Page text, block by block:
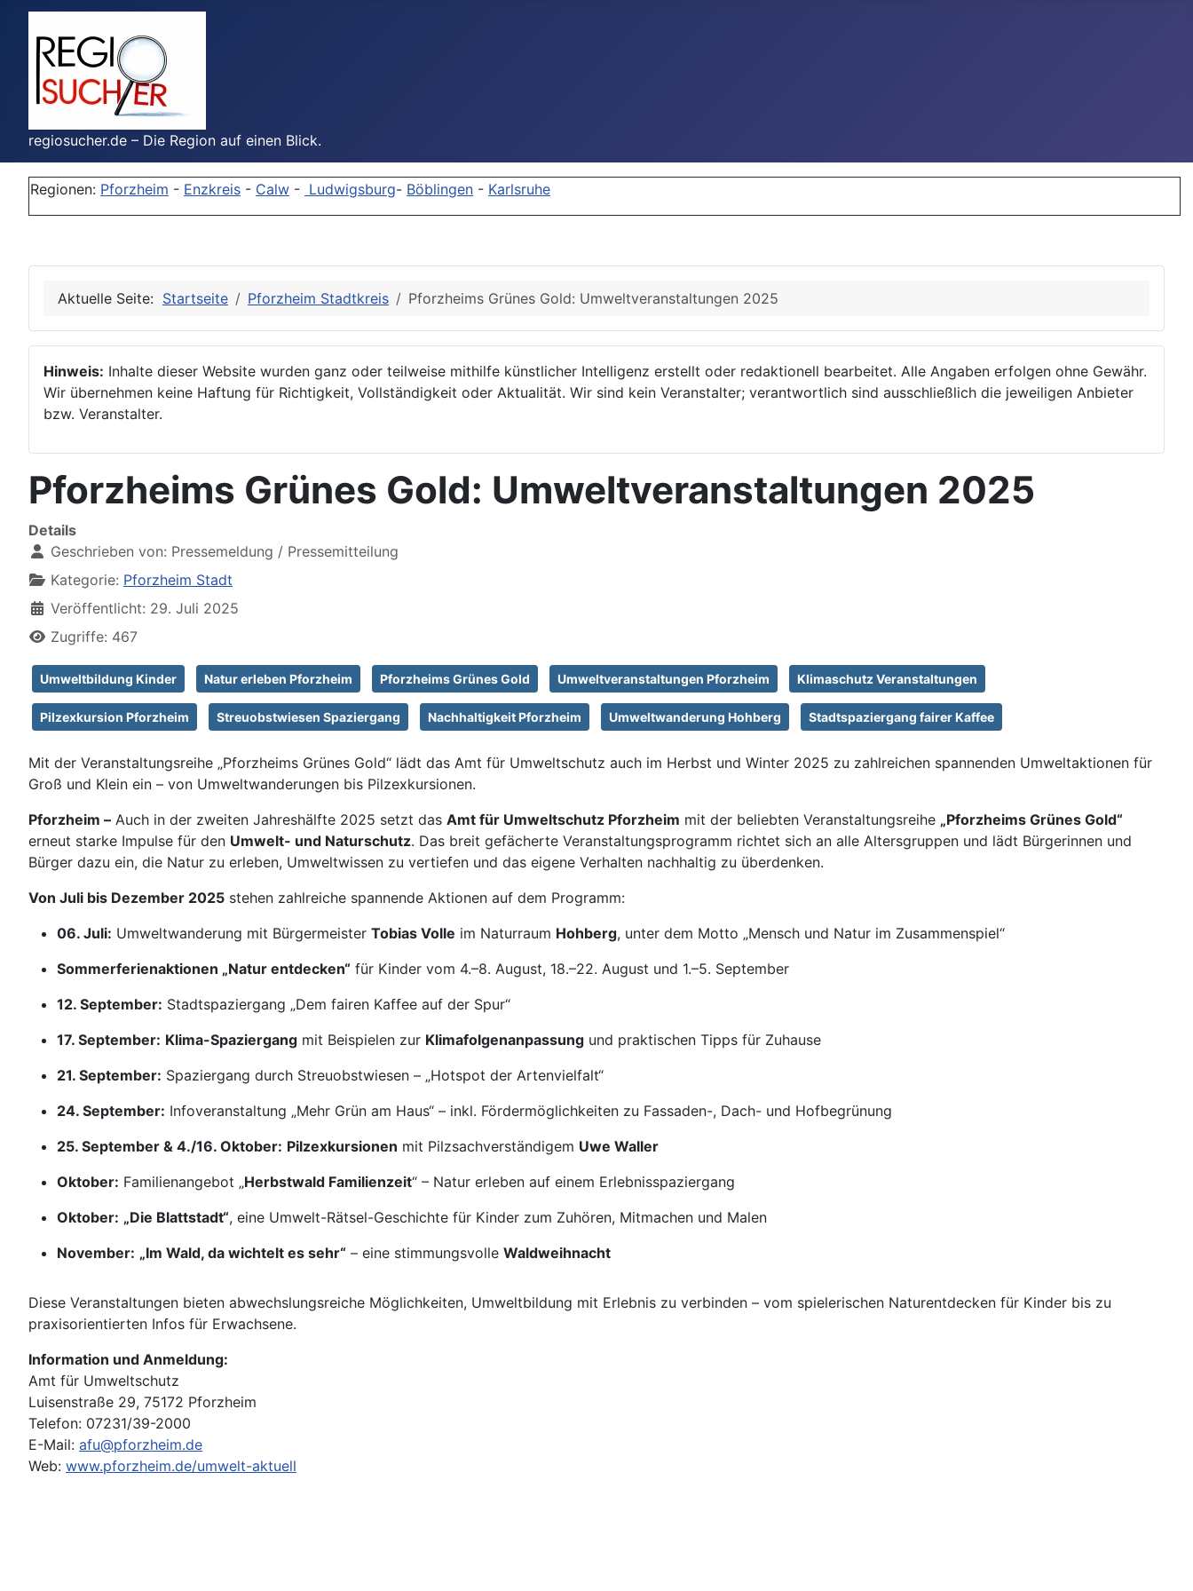
regiosucher.de – Die Region auf einen Blick.
Regionen: Pforzheim - Enzkreis - Calw - Ludwigsburg- Böblingen - Karlsruhe
Aktuelle Seite: Startseite Pforzheim Stadtkreis Pforzheims Grünes Gold: Umweltveranstaltungen 2025
Hinweis: Inhalte dieser Website wurden ganz oder teilweise mithilfe künstlicher Intelligenz erstellt oder redaktionell bearbeitet. Alle Angaben erfolgen ohne Gewähr.
Wir übernehmen keine Haftung für Richtigkeit, Vollständigkeit oder Aktualität. Wir sind kein Veranstalter; verantwortlich sind ausschließlich die jeweiligen Anbieter
bzw. Veranstalter.
Pforzheims Grünes Gold: Umweltveranstaltungen 2025
Details
Geschrieben von: Pressemeldung / Pressemitteilung
Kategorie: Pforzheim Stadt
Veröffentlicht: 29. Juli 2025
Zugriffe: 467
Umweltbildung Kinder Natur erleben Pforzheim Pforzheims Grünes Gold Umweltveranstaltungen Pforzheim Klimaschutz Veranstaltungen
Pilzexkursion Pforzheim Streuobstwiesen Spaziergang Nachhaltigkeit Pforzheim Umweltwanderung Hohberg Stadtspaziergang fairer Kaffee
Mit der Veranstaltungsreihe „Pforzheims Grünes Gold“ lädt das Amt für Umweltschutz auch im Herbst und Winter 2025 zu zahlreichen spannenden Umweltaktionen für
Groß und Klein ein – von Umweltwanderungen bis Pilzexkursionen.
Pforzheim – Auch in der zweiten Jahreshälfte 2025 setzt das Amt für Umweltschutz Pforzheim mit der beliebten Veranstaltungsreihe „Pforzheims Grünes Gold“
erneut starke Impulse für den Umwelt- und Naturschutz. Das breit gefächerte Veranstaltungsprogramm richtet sich an alle Altersgruppen und lädt Bürgerinnen und
Bürger dazu ein, die Natur zu erleben, Umweltwissen zu vertiefen und das eigene Verhalten nachhaltig zu überdenken.
Von Juli bis Dezember 2025 stehen zahlreiche spannende Aktionen auf dem Programm:
06. Juli: Umweltwanderung mit Bürgermeister Tobias Volle im Naturraum Hohberg, unter dem Motto „Mensch und Natur im Zusammenspiel“
Sommerferienaktionen „Natur entdecken“ für Kinder vom 4.–8. August, 18.–22. August und 1.–5. September
12. September: Stadtspaziergang „Dem fairen Kaffee auf der Spur“
17. September: Klima-Spaziergang mit Beispielen zur Klimafolgenanpassung und praktischen Tipps für Zuhause
21. September: Spaziergang durch Streuobstwiesen – „Hotspot der Artenvielfalt“
24. September: Infoveranstaltung „Mehr Grün am Haus“ – inkl. Fördermöglichkeiten zu Fassaden-, Dach- und Hofbegrünung
25. September & 4./16. Oktober: Pilzexkursionen mit Pilzsachverständigem Uwe Waller
Oktober: Familienangebot „Herbstwald Familienzeit“ – Natur erleben auf einem Erlebnisspaziergang
Oktober: „Die Blattstadt“, eine Umwelt-Rätsel-Geschichte für Kinder zum Zuhören, Mitmachen und Malen
November: „Im Wald, da wichtelt es sehr“ – eine stimmungsvolle Waldweihnacht
Diese Veranstaltungen bieten abwechslungsreiche Möglichkeiten, Umweltbildung mit Erlebnis zu verbinden – vom spielerischen Naturentdecken für Kinder bis zu
praxisorientierten Infos für Erwachsene.
Information und Anmeldung:
Amt für Umweltschutz
Luisenstraße 29, 75172 Pforzheim
Telefon: 07231/39-2000
E-Mail: afu@pforzheim.de
Web: www.pforzheim.de/umwelt-aktuell